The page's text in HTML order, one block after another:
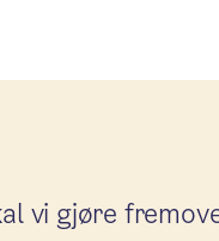
vi gjøre